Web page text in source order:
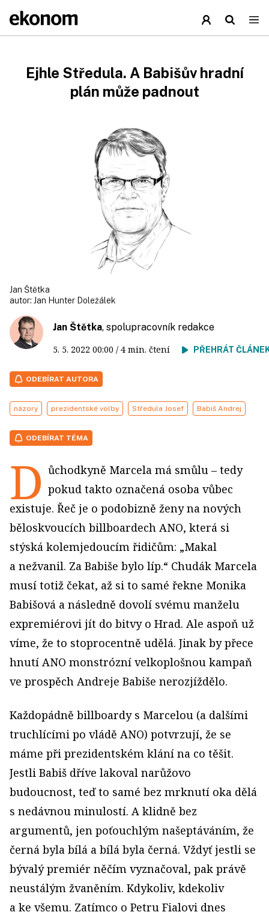
Ejhle Středula. A Babišův hradní
plán může padnout
Jan Štětka
autor: Jan Hunter Doležálek
Jan Štětka, spolupracovník redakce
5. 5. 2022 00:00 / 4 min. čtení PŘEHRÁT
ODEBÍRAT AUTORA
názory prezidentské volby Středula Josef Babiš Andrej
ODEBÍRAT TÉMA
D ůchodkyně Marcela má smůlu – tedy
pokud takto označená osoba vůbec
existuje. Řeč je o podobizně ženy na nových
běloskvoucích billboardech ANO, která si
stýská kolemjedoucím řidičům: „Makal
a nežvanil. Za Babiše bylo líp.“ Chudák Marcela
musí totiž čekat, až si to samé řekne Monika
Babišová a následně dovolí svému manželu
expremiérovi jít do bitvy o Hrad. Ale aspoň už
víme, že to stoprocentně udělá. Jinak by přece
hnutí ANO monstrózní velkoplošnou kampaň
ve prospěch Andreje Babiše nerozjíždělo.
Každopádně billboardy s Marcelou (a dalšími
truchlícími po vládě ANO) potvrzují, že se
máme při prezidentském klání na co těšit.
Jestli Babiš dříve lakoval narůžovo
budoucnost, teď to samé bez mrknutí oka dělá
s nedávnou minulostí. A klidně bez
argumentů, jen poťouchlým našeptáváním, že
černá byla bílá a bílá byla černá. Vždyť jestli se
bývalý premiér něčím vyznačoval, pak právě
neustálým žvaněním. Kdykoliv, kdekoliv
a ke všemu. Zatímco o Petru Fialovi dnes